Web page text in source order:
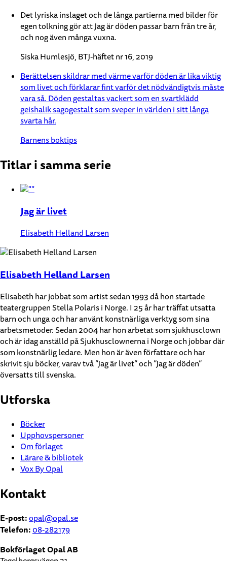
Det lyriska inslaget och de långa partierna med bilder för
egen tolkning gör att Jag är döden passar barn från tre år,
och nog även många vuxna.
Siska Humlesjö, BTJ-häftet nr 16, 2019
Berättelsen skildrar med värme varför döden är lika viktig
som livet och förklarar fint varför det nödvändigtvis måste
vara så. Döden gestaltas vackert som en svartklädd
geishalik sagogestalt som sveper in världen i sitt långa
svarta hår.
Barnens boktips
Titlar i samma serie
Jag är livet
Elisabeth Helland Larsen
Elisabeth Helland Larsen
Elisabeth har jobbat som artist sedan 1993 då hon startade
teatergruppen Stella Polaris i Norge. I 25 år har träffat utsatta
barn och unga och har använt konstnärliga verktyg som sina
arbetsmetoder. Sedan 2004 har hon arbetat som sjukhusclown
och är idag anställd på Sjukhusclownerna i Norge och jobbar där
som konstnärlig ledare. Men hon är även författare och har
skrivit sju böcker, varav två ”Jag är livet” och ”Jag är döden”
översatts till svenska.
Utforska
Böcker
Upphovspersoner
Om förlaget
Lärare & bibliotek
Vox By Opal
Kontakt
E-post:opal@opal.se
Telefon:08-282179
Bokförlaget Opal AB